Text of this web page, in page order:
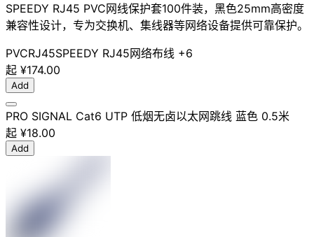
SPEEDY RJ45 PVC网线保护套100件装，黑色25mm高密度
兼容性设计，专为交换机、集线器等网络设备提供可靠保护。
PVCRJ45SPEEDY RJ45网络布线 +6
起 ¥174.00
Add
PRO SIGNAL Cat6 UTP 低烟无卤以太网跳线 蓝色 0.5米
起 ¥18.00
Add